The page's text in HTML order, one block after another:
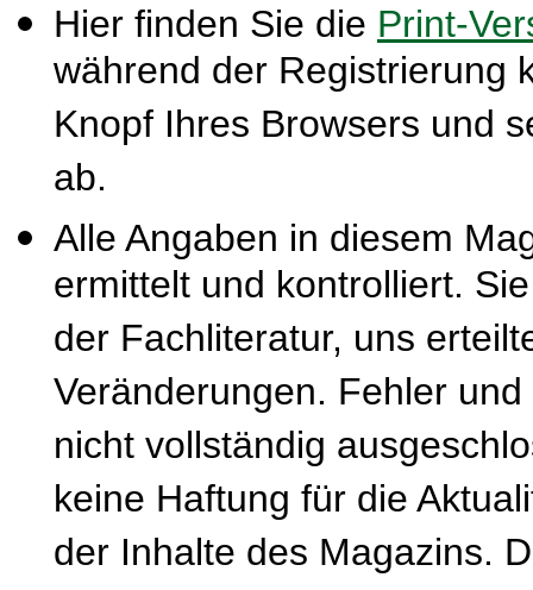
Hier finden Sie die Print-
während der Registrierung
Knopf Ihres Browsers und
ab.
Alle Angaben in diesem
ermittelt und kontrolliert.
der Fachliteratur, uns
Veränderungen. Fehler
nicht vollständig
keine Haftung für die
der Inhalte des Magazins.